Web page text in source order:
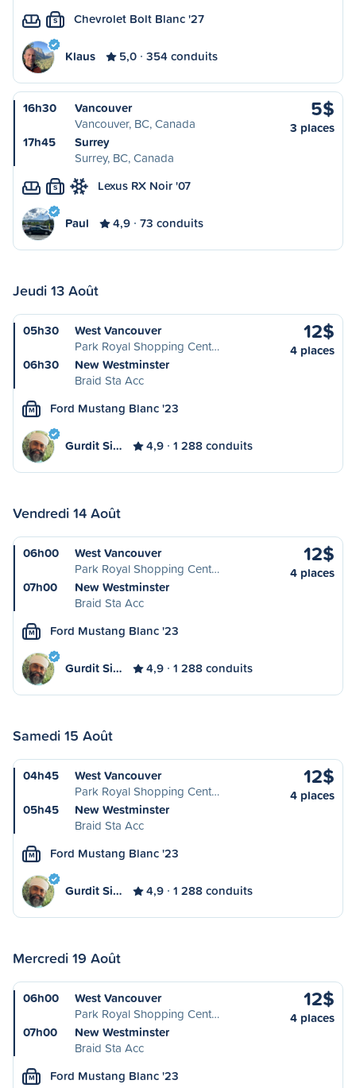
S Chevrolet Bolt Blanc '27
Klaus 5,0 354 conduits
16h30
Vancouver
Vancouver, BC, Canada
17h45
Surrey
Surrey, BC, Canada
5$
3 places
S Lexus RX Noir '07
Paul 4,9 73 conduits
Jeudi 13 Août
05h30
West Vancouver
Park Royal Shopping Cent…
06h30
New Westminster
Braid Sta Acc
12$
4 places
M Ford Mustang Blanc '23
Gurdit Si… 4,9 1 288 conduits
Vendredi 14 Août
06h00
West Vancouver
Park Royal Shopping Cent…
07h00
New Westminster
Braid Sta Acc
12$
4 places
M Ford Mustang Blanc '23
Gurdit Si… 4,9 1 288 conduits
Samedi 15 Août
04h45
West Vancouver
Park Royal Shopping Cent…
05h45
New Westminster
Braid Sta Acc
12$
4 places
M Ford Mustang Blanc '23
Gurdit Si… 4,9 1 288 conduits
Mercredi 19 Août
06h00
West Vancouver
Park Royal Shopping Cent…
07h00
New Westminster
Braid Sta Acc
12$
4 places
M Ford Mustang Blanc '23